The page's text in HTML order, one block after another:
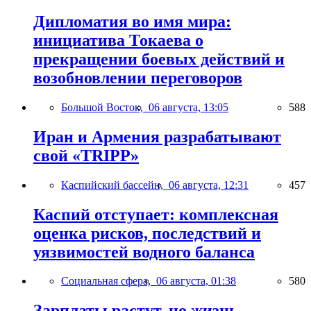
Дипломатия во имя мира:
инициатива Токаева о
прекращении боевых действий и
возобновлении переговоров
Большой Восток, 06 августа, 13:05 588
Иран и Армения разрабатывают
свой «TRIPP»
Каспийский бассейн, 06 августа, 12:31 457
Каспий отступает: комплексная
оценка рисков, последствий и
уязвимостей водного баланса
Социальная сфера, 06 августа, 01:38 580